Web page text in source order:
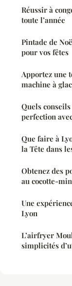
Réussir à
toute l’année
Pintade de
pour vos fêtes
Apportez une
machine à
Quels
perfection
Que faire à
la Tête dans
Obtenez des
au cocotte-
Une
Lyon
L’airfryer
simplicités